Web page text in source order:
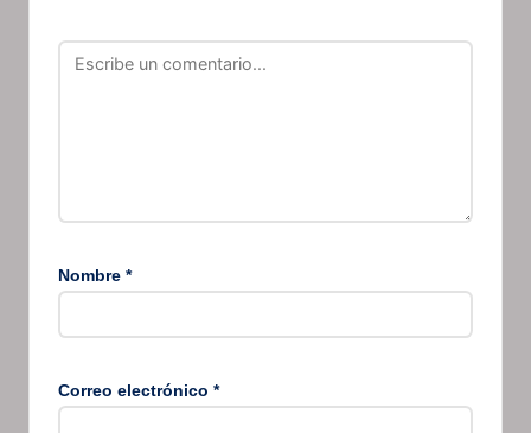
Nombre *
Correo electrónico *